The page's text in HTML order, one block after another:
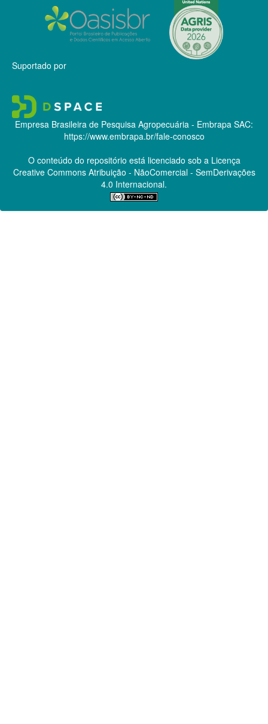
Suportado por
Empresa Brasileira de Pesquisa Agropecuária - Embrapa SAC:
https://www.embrapa.br/fale-conosco
O conteúdo do repositório está licenciado sob a Licença
Creative CommonsAtribuição - NãoComercial - SemDerivações
4.0 Internacional.